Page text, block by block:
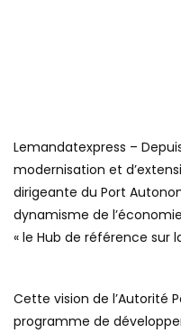
Lemandatexpress –
modernisation et
dirigeante du Port
dynamisme de
« le Hub de référence sur
Cette vision de l’Autorité
programme de